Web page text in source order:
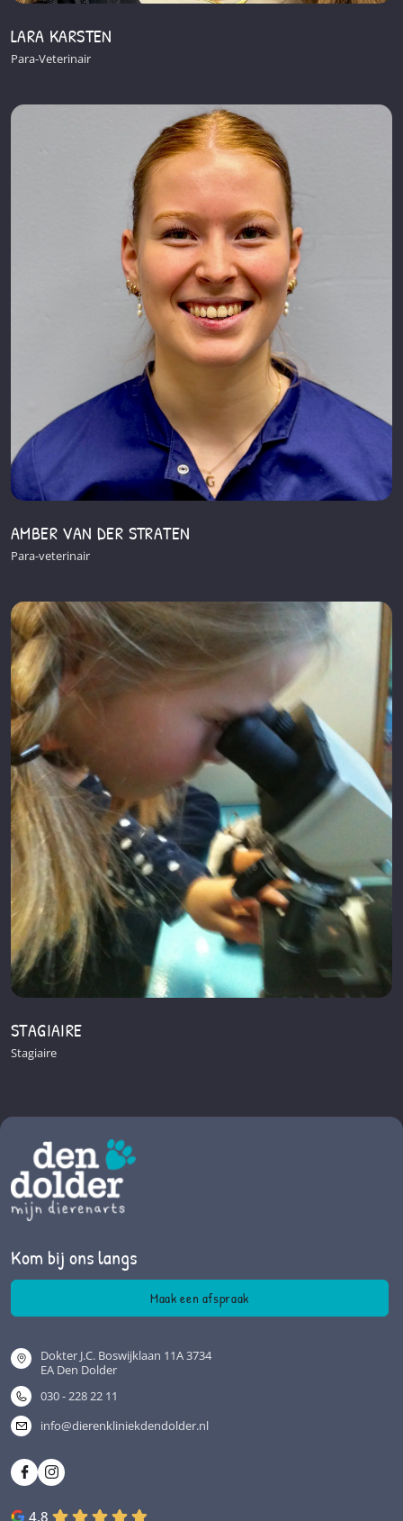
LARA KARSTEN
Para-Veterinair
AMBER VAN DER STRATEN
Para-veterinair
STAGIAIRE
Stagiaire
Kom bij ons langs
Maak een afspraak
Dokter J.C. Boswijklaan 11A 3734
EA Den Dolder
030 - 228 22 11
info@dierenkliniekdendolder.nl
4.8